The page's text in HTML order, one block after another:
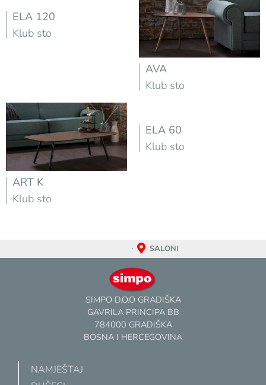
ELA 120
Klub sto
AVA
Klub sto
ART K
Klub sto
ELA 60
Klub sto
SALONI
SIMPO D.O.O GRADIŠKA
GAVRILA PRINCIPA BB
784000 GRADIŠKA
BOSNA I HERCEGOVINA
NAMJEŠTAJ